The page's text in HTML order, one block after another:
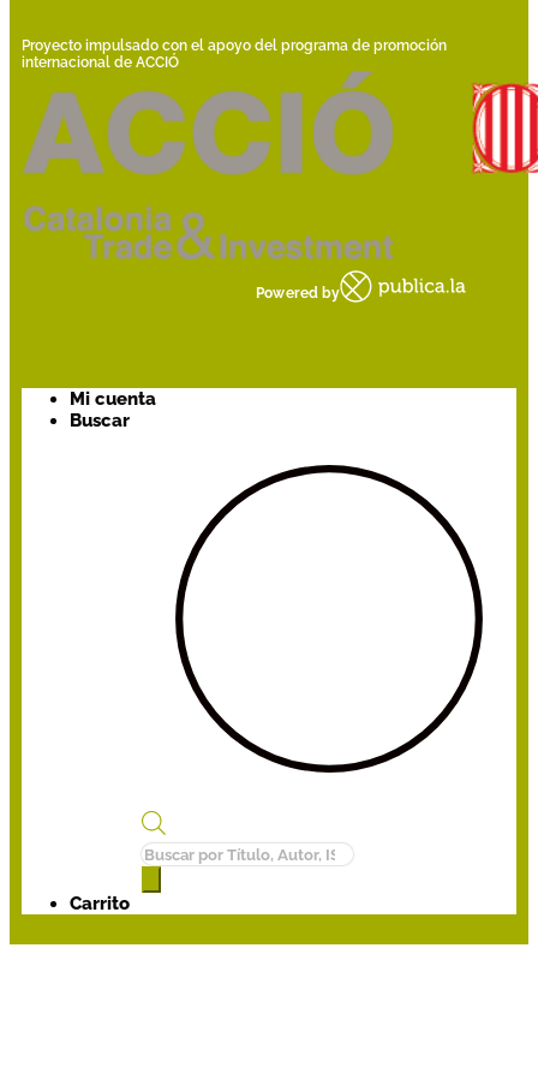
Proyecto impulsado con el apoyo del programa de promoción
internacional de ACCIÓ
Powered by
Mi cuenta
Buscar
Búsqueda
de
Carrito